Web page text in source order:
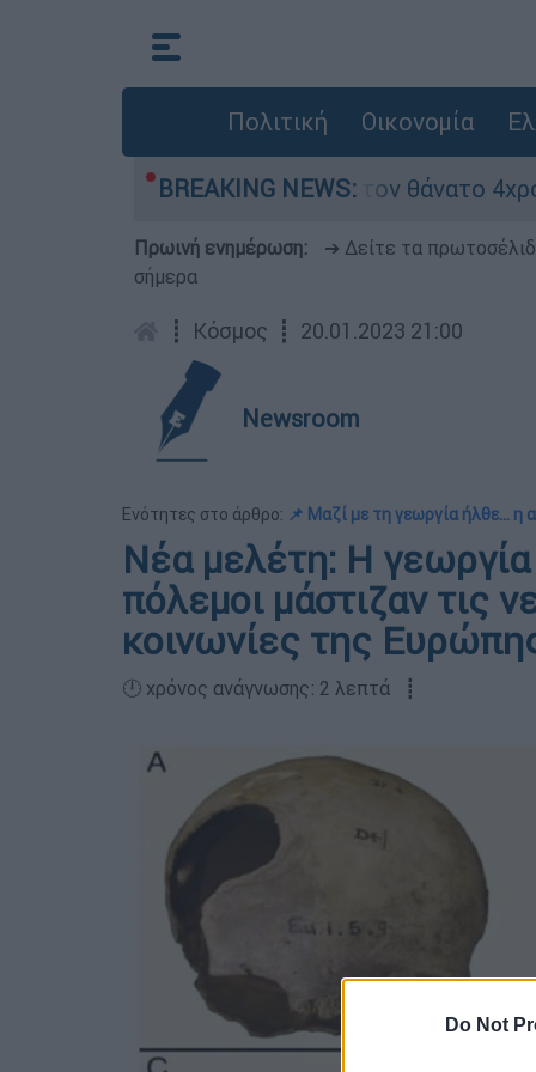
Do Not
Πολιτική Οικονομία
BREAKING NEWS:
ασφαλείας μετά τον θάνατο 4χρονου σε
Πρωινή ενημέρωση: ➔ Δείτε τα
σήμερα
┋ Κόσμος ┋ 20.01.2023 21:00
Newsroom
Ενότητες στο άρθρο: 📌 Μαζί με τη γεωργία ήλθε... η
Νέα μελέτη: Η γεωργία
πόλεμοι μάστιζαν τις
κοινωνίες της
🕛 χρόνος ανάγνωσης: 2 λεπτά ┋